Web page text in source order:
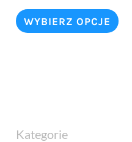
Kategorie
WYBIERZ OPCJE